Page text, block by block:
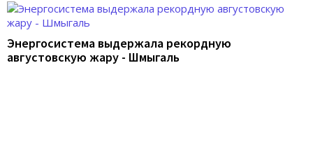
Энергосистема выдержала рекордную
августовскую жару - Шмыгаль